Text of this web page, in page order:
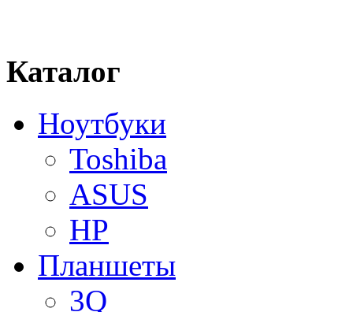
Каталог
Ноутбуки
Toshiba
ASUS
HP
Планшеты
3Q